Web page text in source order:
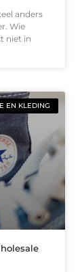
anders
Wie
niet in
EN KLEDING